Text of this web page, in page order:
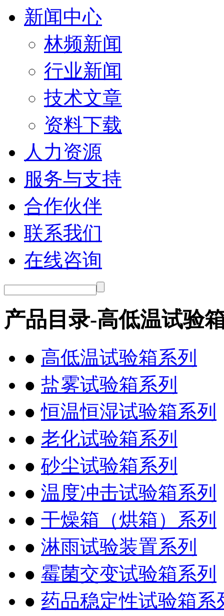
新闻中心
林频新闻
行业新闻
技术文章
资料下载
人力资源
服务与支持
合作伙伴
联系我们
在线咨询
产品目录-高低温试验
● 高低温试验箱系列
● 盐雾试验箱系列
●恒温恒湿试验箱系列
● 老化试验箱系列
● 砂尘试验箱系列
● 温度冲击试验箱系列
● 干燥箱（烘箱）系列
● 淋雨试验装置系列
● 霉菌交变试验箱系列
● 药品稳定性试验箱系